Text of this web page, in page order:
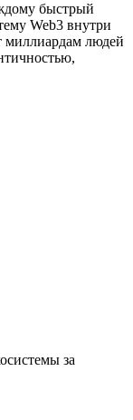
быстрый
Web3 внутри
миллиардам людей
за